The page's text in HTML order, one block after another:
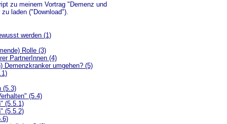
zu meinem Vortrag "Demenz und
laden ("Download").
werden (1)
Rolle (3)
PartnerInnen (4)
Demenzkranker umgehen? (5)
(5.3)
(5.4)
(5.5.1)
(5.5.2)